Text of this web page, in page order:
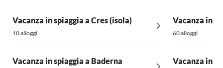
Vacanza in spiaggia a Cres (isola)
10 alloggi
Vacanza in spiaggia a Baderna
Vacanza in
60 alloggi
Vacanza in